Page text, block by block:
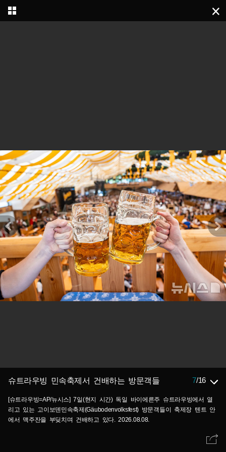
슈트라우빙 민속축제서 건배하는 방문객들 7/16
[슈트라우빙=AP/뉴시스] 7일(현지 시간) 독일 바이에른주 슈트라우빙에서 열
리고 있는 고이보덴민속축제(Gäubodenvolksfest) 방문객들이 축제장 텐트 안
에서 맥주잔을 부딪치며 건배하고 있다. 2026.08.08.